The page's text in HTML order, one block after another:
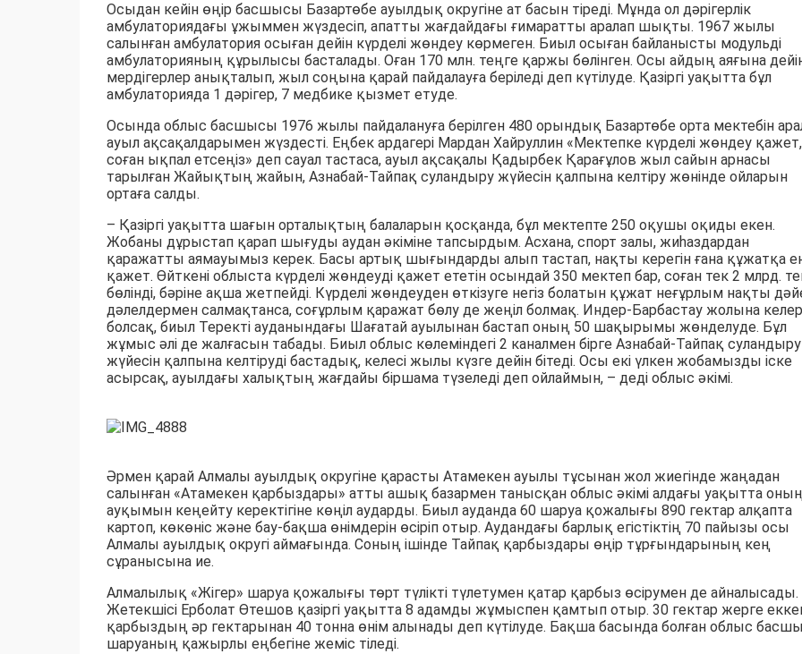
Осыдан кейін өңір басшысы Базартөбе ауылдық округіне ат басын тіреді. Мұнда ол дәрігерлік
амбулаториядағы ұжыммен жүздесіп, апатты жағдайдағы ғимаратты аралап шықты. 1967 жылы
салынған амбулатория осыған дейін күрделі жөндеу көрмеген. Биыл осыған байланысты модульді
амбулаторияның құрылысы басталады. Оған 170 млн. теңге қаржы бөлінген. Осы айдың аяғына
мердігерлер анықталып, жыл соңына қарай пайдалауға беріледі деп күтілуде. Қазіргі уақытта бұл
амбулаторияда 1 дәрігер, 7 медбике қызмет етуде.
Осында облыс басшысы 1976 жылы пайдалануға берілген 480 орындық Базартөбе орта мектебін
ауыл ақсақалдарымен жүздесті. Еңбек ардагері Мардан Хайруллин «Мектепке күрделі жөндеу қажет,
соған ықпал етсеңіз» деп сауал тастаса, ауыл ақсақалы Қадырбек Қарағұлов жыл сайын арнасы
тарылған Жайықтың жайын, Азнабай-Тайпақ суландыру жүйесін қалпына келтіру жөнінде ойларын
ортаға салды.
– Қазіргі уақытта шағын орталықтың балаларын қосқанда, бұл мектепте 250 оқушы оқиды екен.
Жобаны дұрыстап қарап шығуды аудан әкіміне тапсырдым. Асхана, спорт залы, жиһаздардан
қаражатты аямауымыз керек. Басы артық шығындарды алып тастап, нақты керегін ғана құжатқа
қажет. Өйткені облыста күрделі жөндеуді қажет ететін осындай 350 мектеп бар, соған тек 2 млрд.
бөлінді, бәріне ақша жетпейді. Күрделі жөндеуден өткізуге негіз болатын құжат неғұрлым нақты
дәлелдермен салмақтанса, соғұрлым қаражат бөлу де жеңіл болмақ. Индер-Барбастау жолына келер
болсақ, биыл Теректі ауданындағы Шағатай ауылынан бастап оның 50 шақырымы жөнделуде. Бұл
жұмыс әлі де жалғасын табады. Биыл облыс көлеміндегі 2 каналмен бірге Азнабай-Тайпақ суландыру
жүйесін қалпына келтіруді бастадық, келесі жылы күзге дейін бітеді. Осы екі үлкен жобамызды іске
асырсақ, ауылдағы халықтың жағдайы біршама түзеледі деп ойлаймын, – деді облыс әкімі.
Әрмен қарай Алмалы ауылдық округіне қарасты Атамекен ауылы тұсынан жол жиегінде жаңадан
салынған «Атамекен қарбыздары» атты ашық базармен танысқан облыс әкімі алдағы уақытта
ауқымын кеңейту керектігіне көңіл аударды. Биыл ауданда 60 шаруа қожалығы 890 гектар алқапта
картоп, көкөніс және бау-бақша өнімдерін өсіріп отыр. Аудандағы барлық егістіктің 70 пайызы осы
Алмалы ауылдық округі аймағында. Соның ішінде Тайпақ қарбыздары өңір тұрғындарының кең
сұранысына ие.
Алмалылық «Жігер» шаруа қожалығы төрт түлікті түлетумен қатар қарбыз өсірумен де айналысады.
Жетекшісі Ерболат Өтешов қазіргі уақытта 8 адамды жұмыспен қамтып отыр. 30 гектар жерге
қарбыздың әр гектарынан 40 тонна өнім алынады деп күтілуде. Бақша басында болған облыс
шаруаның қажырлы еңбегіне жеміс тіледі.